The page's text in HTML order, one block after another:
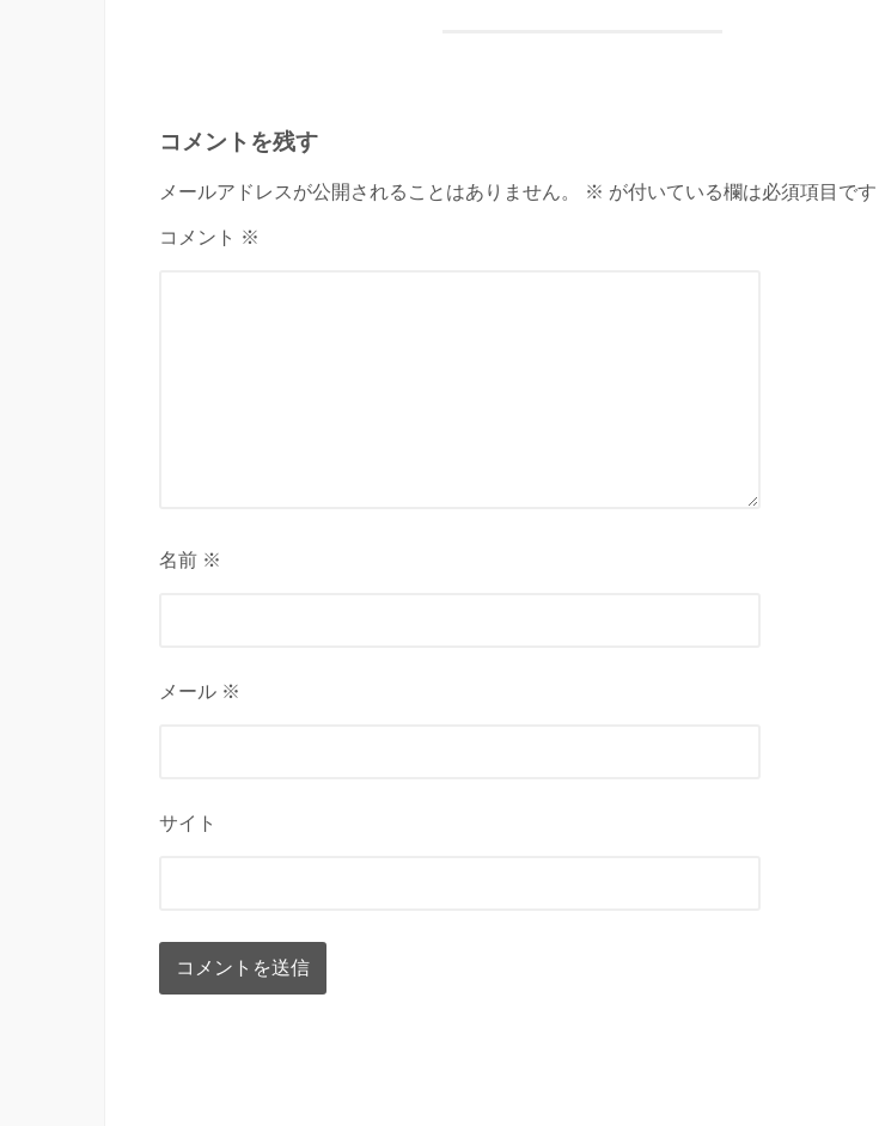
コメントを残す
メールアドレスが公開されることはありません。 ※ が付いている欄は必須項目です
コメント ※
名前 ※
メール ※
サイト